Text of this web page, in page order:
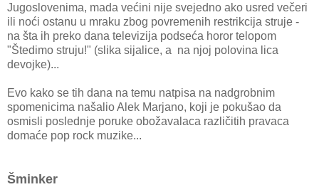
Jugoslovenima, mada većini nije svejedno ako usred večeri
ili noći ostanu u mraku zbog povremenih restrikcija struje -
na šta ih preko dana televizija podseća horor telopom
"Štedimo struju!" (slika sijalice, a na njoj polovina lica
devojke)...
Evo kako se tih dana na temu natpisa na nadgrobnim
spomenicima našalio Alek Marjano, koji je pokušao da
osmisli poslednje poruke obožavalaca različitih pravaca
domaće pop rock muzike...
Šminker